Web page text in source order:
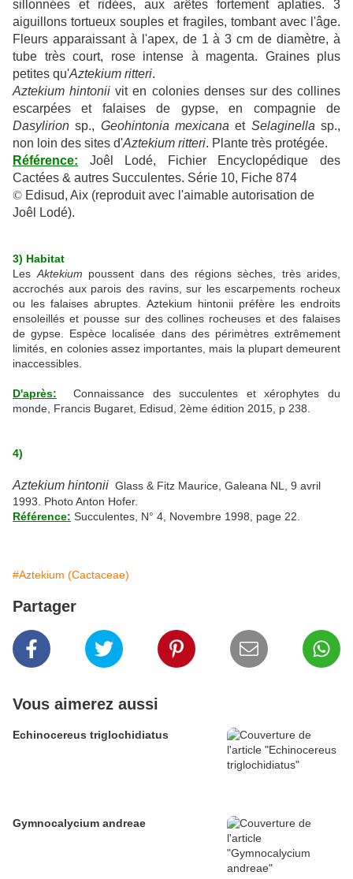
sillonnées et ridées, aux arêtes fortement aplaties. 3
aiguillons tortueux souples et fragiles, tombant avec l'âge.
Fleurs apparaissant à l'apex, de 1 à 3 cm de diamètre, à
tube très court, rose intense à magenta. Graines plus
petites qu'Aztekium ritteri.
Aztekium hintonii vit en colonies denses sur des collines
escarpées et falaises de gypse, en compagnie de
Dasylirion sp., Geohintonia mexicana et Selaginella sp.,
non loin des sites d'Aztekium ritteri. Plante très protégée.
Référence: Joêl Lodé, Fichier Encyclopédique des
Cactées & autres Succulentes. Série 10, Fiche 874
© Edisud, Aix (reproduit avec l'aimable autorisation de
Joêl Lodé).
3) Habitat
Les Aktekium poussent dans des régions sèches, très arides,
accrochés aux parois des ravins, sur les escarpements rocheux
ou les falaises abruptes. Aztekium hintonii préfère les endroits
ensoleillés et pousse sur des collines rocheuses et des falaises
de gypse. Espèce localisée dans des périmètres extrêmement
limités, en colonies assez importantes, mais la plupart demeurent
inaccessibles.
D'après: Connaissance des succulentes et xérophytes du
monde, Francis Bugaret, Edisud, 2ème édition 2015, p 238.
4)
Aztekium hintonii Glass & Fitz Maurice, Galeana NL, 9 avril
1993. Photo Anton Hofer.
Référence: Succulentes, N° 4, Novembre 1998, page 22.
#Aztekium (Cactaceae)
Partager
Vous aimerez aussi
Echinocereus triglochidiatus
Gymnocalycium andreae